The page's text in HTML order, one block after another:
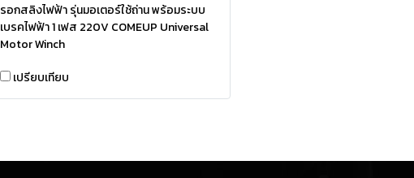
รอกสลิงไฟฟ้า รุ่นมอเตอร์ใช้ถ่าน พร้อมระบบ
เบรคไฟฟ้า 1 เฟส 220V COMEUP Universal
Motor Winch
เปรียบเทียบ